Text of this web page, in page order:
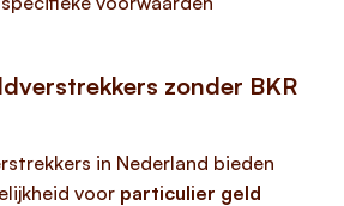
zonder BKR
in Nederland bieden
voor particulier geld